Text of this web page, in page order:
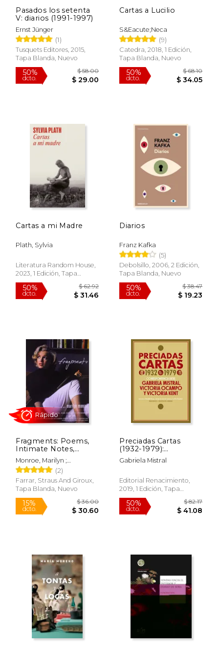
15%
dcto. $ 13.56
50%
dcto.
15%
dcto. $ 18.69
Rápido
15%
dcto. $
Rápido
Pasados los setenta
V: diarios (1991-1997)
Ernst Jünger
(1)
Tusquets Editores, 2015,
Tapa Blanda, Nuevo
Cartas a Lucilio
S&Eacute;Neca
(9)
Catedra, 2018, 1 Edición,
Tapa Blanda, Nuevo
Cartas a mi Madre
Plath, Sylvia
Literatura Random House,
2023, 1 Edición, Tapa
Blanda, Nuevo
Diarios
Franz Kafka
(5)
Debolsillo, 2006, 2 Edición,
Tapa Blanda, Nuevo
Fragments: Poems,
Intimate Notes,
Letters (en Inglés)
Monroe, Marilyn ;
Comment, Bernard
(2)
Farrar, Straus And Giroux,
Tapa Blanda, Nuevo
Preciadas Cartas
(1932-1979):
Correspondencia
Entre Gabriela Mistral,
Victoria Kent: 77
(Biblioteca de la
Menor)
Gabriela Mistral
Editorial Renacimiento,
2019, 1 Edición, Tapa
Blanda, Nuevo